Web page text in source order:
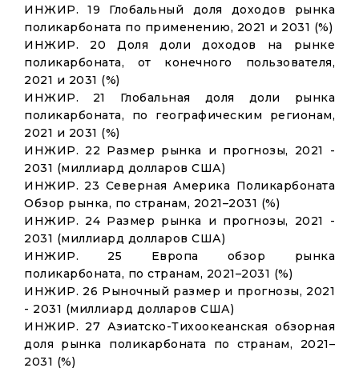
ИНЖИР. 19 Глобальный доля доходов рынка
поликарбоната по применению, 2021 и 2031 (%)
ИНЖИР. 20 Доля доли доходов на рынке
поликарбоната, от конечного пользователя,
2021 и 2031 (%)
ИНЖИР. 21 Глобальная доля доли рынка
поликарбоната, по географическим регионам,
2021 и 2031 (%)
ИНЖИР. 22 Размер рынка и прогнозы, 2021 -
2031 (миллиард долларов США)
ИНЖИР. 23 Северная Америка Поликарбоната
Обзор рынка, по странам, 2021–2031 (%)
ИНЖИР. 24 Размер рынка и прогнозы, 2021 -
2031 (миллиард долларов США)
ИНЖИР. 25 Европа обзор рынка
поликарбоната, по странам, 2021–2031 (%)
ИНЖИР. 26 Рыночный размер и прогнозы, 2021
- 2031 (миллиард долларов США)
ИНЖИР. 27 Азиатско-Тихоокеанская обзорная
доля рынка поликарбоната по странам, 2021–
2031 (%)